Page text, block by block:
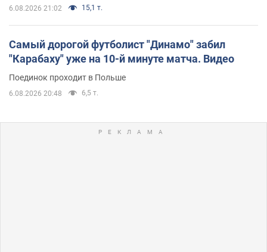
6.08.2026 21:02 15,1 т.
Самый дорогой футболист "Динамо" забил
"Карабаху" уже на 10-й минуте матча. Видео
Поединок проходит в Польше
6.08.2026 20:48 6,5 т.